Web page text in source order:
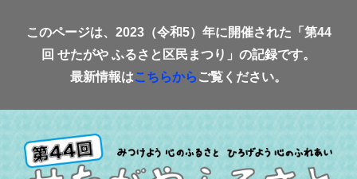
このページは、2023（令和5）年に開催された「第44
回 せたがや ふるさと区民まつり」の記録です。
最新情報はこちらから ご覧ください。